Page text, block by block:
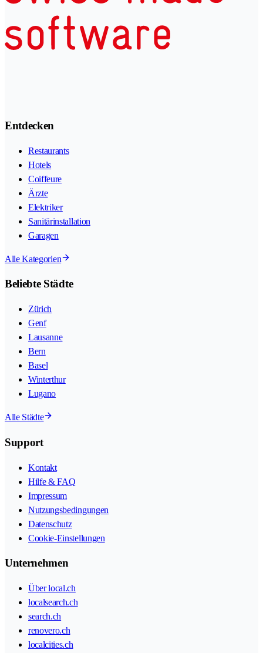
Entdecken
Restaurants
Hotels
Coiffeure
Ärzte
Elektriker
Sanitärinstallation
Garagen
Alle Kategorien
Beliebte Städte
Zürich
Genf
Lausanne
Bern
Basel
Winterthur
Lugano
Alle Städte
Support
Kontakt
Hilfe & FAQ
Impressum
Nutzungsbedingungen
Datenschutz
Cookie-Einstellungen
Unternehmen
Über local.ch
localsearch.ch
search.ch
renovero.ch
localcities.ch